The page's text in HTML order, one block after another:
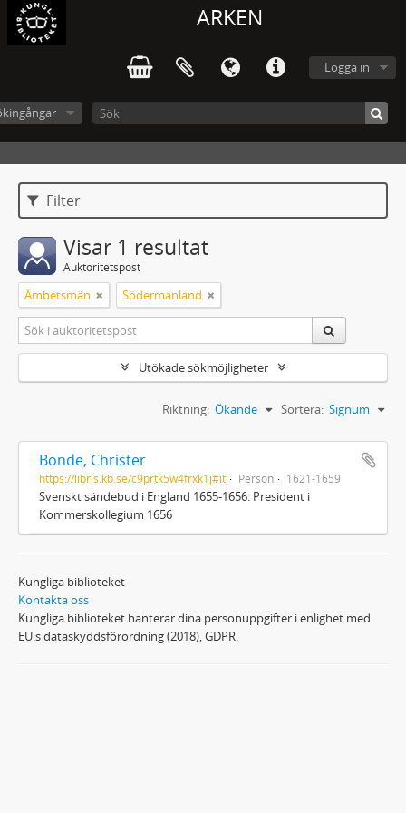
ARKEN
Logga in
Filter
Visar 1 resultat
Auktoritetspost
Ämbetsmän Södermanland
Utökade sökmöjligheter
Sortera: Signum
Riktning: Ökande
Bonde, Christer
https://libris.kb.se/c9prtk5w4frxk1j#it Person 1621-1659
Svenskt sändebud i England 1655-1656. President i
Kommerskollegium 1656
Kungliga biblioteket
Kontakta oss
Kungliga biblioteket hanterar dina personuppgifter i enlighet med
EU:s dataskyddsförordning (2018), GDPR.